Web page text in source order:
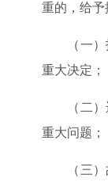
重的，给予
（一）拒
重大决定；
（二）违
重大问题；
（三）故